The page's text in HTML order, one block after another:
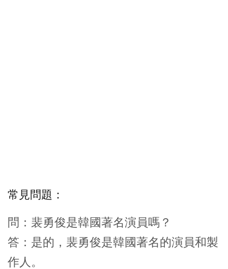
常見問題：
問：裴勇俊是韓國著名演員嗎？
答：是的，裴勇俊是韓國著名的演員和製
作人。